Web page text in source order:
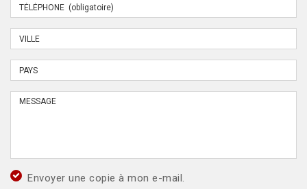
Envoyer une copie à mon e-mail.